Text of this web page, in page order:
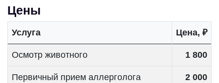
Цены
Услуга Цена, ₽
Осмотр животного 1 800
Первичный прием аллерголога 2 000